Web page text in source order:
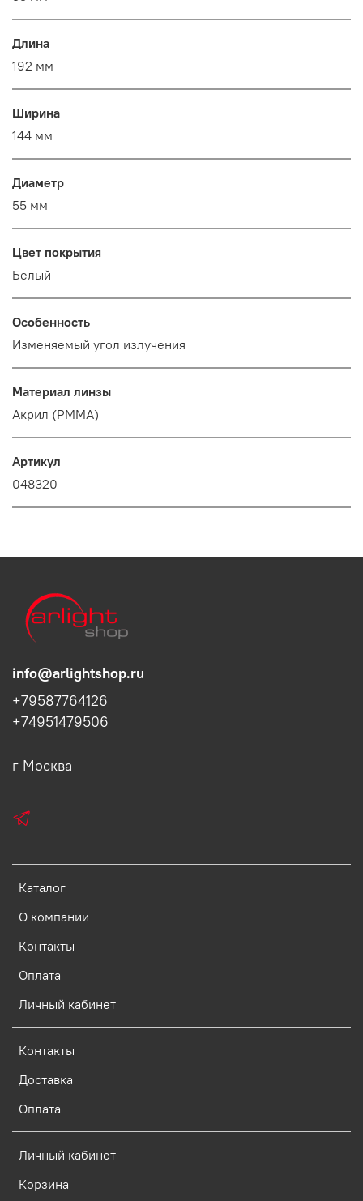
Длина
192 мм
Ширина
144 мм
Диаметр
55 мм
Цвет покрытия
Белый
Особенность
Изменяемый угол излучения
Материал линзы
Акрил (PMMA)
Артикул
048320
Каталог
О компании
Контакты
Оплата
Личный кабинет
Контакты
Доставка
Оплата
Личный кабинет
Корзина
info@arlightshop.ru
+79587764126
+74951479506
г Москва